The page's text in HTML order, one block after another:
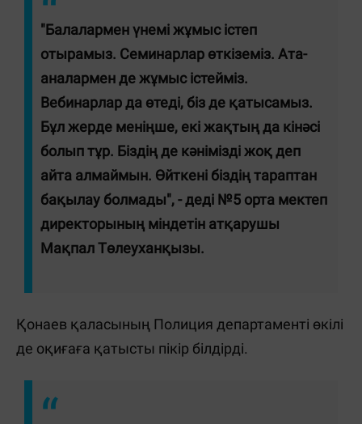
"Балалармен үнемі жұмыс істеп
отырамыз. Семинарлар өткіземіз. Ата-
аналармен де жұмыс істейміз.
Вебинарлар да өтеді, біз де қатысамыз.
Бұл жерде меніңше, екі жақтың да кінәсі
болып тұр. Біздің де кәнімізді жоқ деп
айта алмаймын. Өйткені біздің тараптан
бақылау болмады", - деді №5 орта мектеп
директорының міндетін атқарушы
Мақпал Төлеуханқызы.
Қонаев қаласының Полиция департаменті өкілі
де оқиғаға қатысты пікір білдірді.